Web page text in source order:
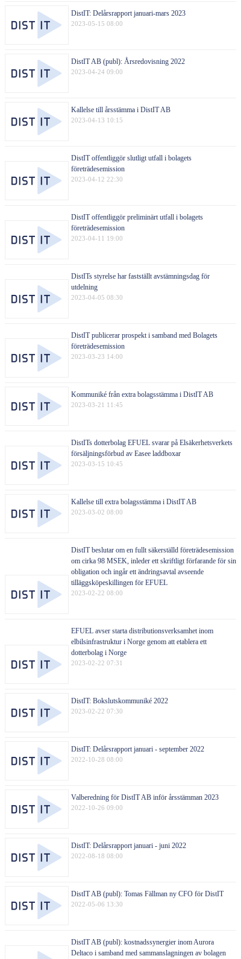
2023-05-15 08:00
DistIT: Delårsrapport januari-mars 2023
2023-04-24 09:00
DistIT AB (publ): Årsredovisning 2022
2023-04-13 10:15
Kallelse till årsstämma i DistIT AB
2023-04-12 22:30
DistIT offentliggör slutligt utfall i bolagets
företrädesemission
2023-04-11 19:00
DistIT offentliggör preliminärt utfall i bolagets
företrädesemission
2023-04-05 08:30
DistITs styrelse har fastställt avstämningsdag för
utdelning
2023-03-23 14:00
DistIT publicerar prospekt i samband med Bolagets
företrädesemission
2023-03-21 11:45
Kommuniké från extra bolagsstämma i DistIT AB
2023-03-15 10:45
DistITs dotterbolag EFUEL svarar på Elsäkerhetsverkets
försäljningsförbud av Easee laddboxar
2023-03-02 08:00
Kallelse till extra bolagsstämma i DistIT AB
2023-02-22 08:00
DistIT beslutar om en fullt säkerställd företrädesemission
om cirka 98 MSEK, inleder ett skriftligt förfarande för sin
obligation och ingår ett ändringsavtal avseende
tilläggsköpeskillingen för EFUEL
2023-02-22 07:31
EFUEL avser starta distributionsverksamhet inom
elbilsinfrastruktur i Norge genom att etablera ett
dotterbolag i Norge
2023-02-22 07:30
DistIT: Bokslutskommuniké 2022
2022-10-28 08:00
DistIT: Delårsrapport januari - september 2022
2022-10-26 09:00
Valberedning för DistIT AB inför årsstämman 2023
2022-08-18 08:00
DistIT: Delårsrapport januari - juni 2022
2022-05-06 13:30
DistIT AB (publ): Tomas Fällman ny CFO för DistIT
DistIT AB (publ): kostnadssynergier inom Aurora
Deltaco i samband med sammanslagningen av bolagen